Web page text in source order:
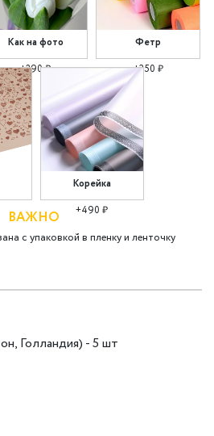
Как на фото
+290 ₽
Фетр
+350 ₽
Корейка
+490 ₽
ВАЖНО
с упаковкой в пленку и ленточку
Голландия) - 5 шт